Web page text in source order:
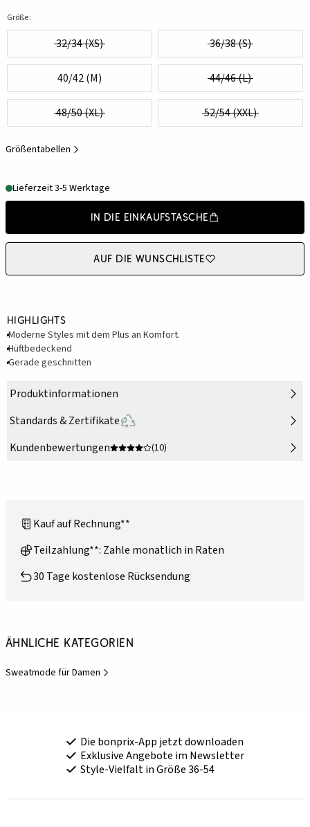
Größe:
32/34 (XS) 36/38 (S)
40/42 (M) 44/46 (L)
48/50 (XL) 52/54 (XXL)
Größentabellen
Lieferzeit 3-5 Werktage
In die Einkaufstasche
Auf die Wunschliste
Highlights
Moderne Styles mit dem Plus an Komfort.
Hüftbedeckend
Gerade geschnitten
Produktinformationen
Standards & Zertifikate
Kundenbewertungen
(10)
Kauf auf Rechnung**
Teilzahlung**: Zahle monatlich in Raten
30 Tage kostenlose Rücksendung
Ähnliche Kategorien
Sweatmode für Damen
Die bonprix-App jetzt downloaden
Exklusive Angebote im Newsletter
Style-Vielfalt in Größe 36-54